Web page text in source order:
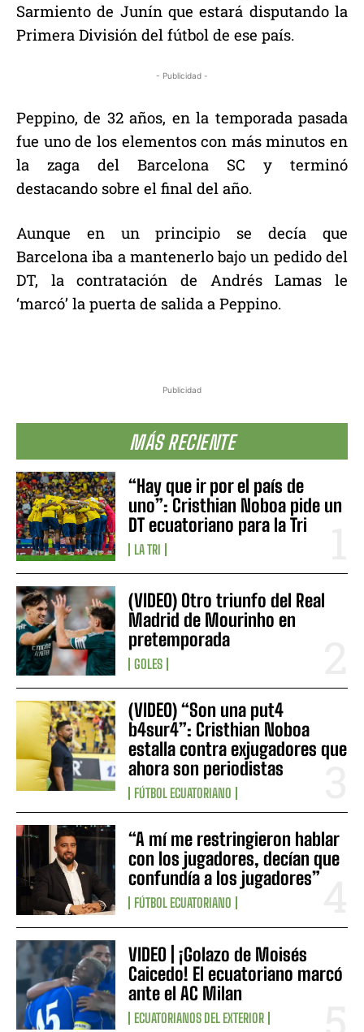
Publicidad
MÁS RECIENTE
“Hay que ir por el país de
uno”: Cristhian Noboa pide un
DT ecuatoriano para la Tri
LA TRI
(VIDEO) Otro triunfo del Real
Madrid de Mourinho en
pretemporada
GOLES
(VIDEO) “Son una put4
b4sur4”: Cristhian Noboa
estalla contra exjugadores que
ahora son periodistas
FÚTBOL ECUATORIANO
“A mí me restringieron hablar
con los jugadores, decían que
confundía a los jugadores”
FÚTBOL ECUATORIANO
VIDEO | ¡Golazo de Moisés
Caicedo! El ecuatoriano marcó
ante el AC Milan
ECUATORIANOS DEL EXTERIOR
Sarmiento de Junín que estará disputando la
Primera División del fútbol de ese país.
- Publicidad -
Peppino, de 32 años, en la temporada pasada
fue uno de los elementos con más minutos en
la zaga del Barcelona SC y terminó
destacando sobre el final del año.
Aunque en un principio se decía que
Barcelona iba a mantenerlo bajo un pedido del
DT, la contratación de Andrés Lamas le
‘marcó’ la puerta de salida a Peppino.